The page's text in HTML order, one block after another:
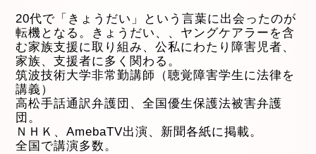
20代で「きょうだい」という言葉に出会ったのが
転機となる。きょうだい、、ヤングケアラーを含
む家族支援に取り組み、公私にわたり障害児者、
家族、支援者に多く関わる。
筑波技術大学非常勤講師（聴覚障害学生に法律を
講義）
高松手話通訳弁護団、全国優生保護法被害弁護
団。
ＮＨＫ、AmebaTV出演、新聞各紙に掲載。
全国で講演多数。